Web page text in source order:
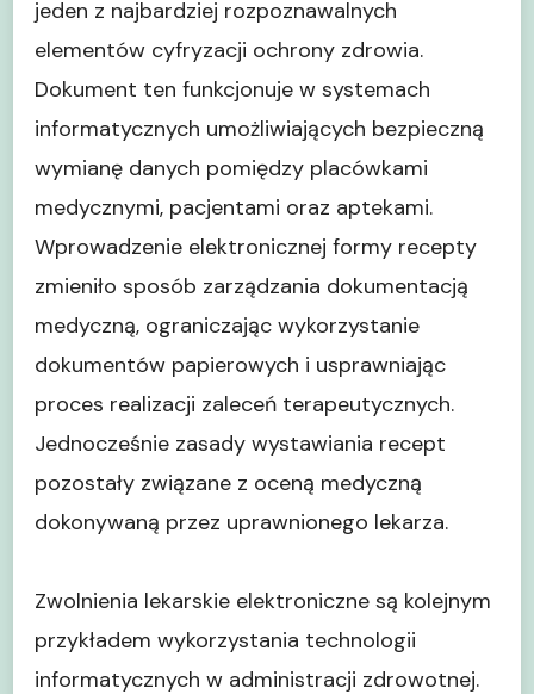
jeden z najbardziej rozpoznawalnych
elementów cyfryzacji ochrony zdrowia.
Dokument ten funkcjonuje w systemach
informatycznych umożliwiających bezpieczną
wymianę danych pomiędzy placówkami
medycznymi, pacjentami oraz aptekami.
Wprowadzenie elektronicznej formy recepty
zmieniło sposób zarządzania dokumentacją
medyczną, ograniczając wykorzystanie
dokumentów papierowych i usprawniając
proces realizacji zaleceń terapeutycznych.
Jednocześnie zasady wystawiania recept
pozostały związane z oceną medyczną
dokonywaną przez uprawnionego lekarza.
Zwolnienia lekarskie elektroniczne są kolejnym
przykładem wykorzystania technologii
informatycznych w administracji zdrowotnej.